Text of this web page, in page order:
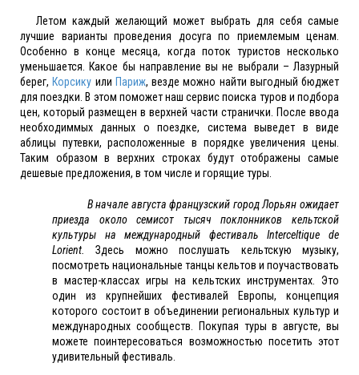
Летом каждый желающий может выбрать для себя самые
лучшие варианты проведения досуга по приемлемым ценам.
Особенно в конце месяца, когда поток туристов несколько
уменьшается. Какое бы направление вы не выбрали – Лазурный
берег, Корсику или Париж, везде можно найти выгодный бюджет
для поездки. В этом поможет наш сервис поиска туров и подбора
цен, который размещен в верхней части странички. После ввода
необходиммых данных о поездке, система выведет в виде
аблицы путевки, расположенные в порядке увеличения цены.
Таким образом в верхних строках будут отображены самые
дешевые предложения, в том числе и горящие туры.
В начале августа французский город Лорьян ожидает
приезда около семисот тысяч поклонников кельтской
культуры на международный фестиваль Interceltique de
Lorient.
Здесь можно послушать кельтскую музыку,
посмотреть национальные танцы кельтов и поучаствовать
в мастер-классах игры на кельтских инструментах. Это
один из крупнейших фестивалей Европы, концепция
которого состоит в объединении региональных культур и
международных сообществ. Покупая туры в августе, вы
можете поинтересоваться возможностью посетить этот
удивительный фестиваль.